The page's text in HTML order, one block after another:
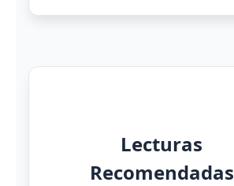
Lecturas
Recomendadas